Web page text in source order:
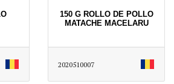
150 G ROLLO DE POLLO
MATACHE MACELARU
2020510007